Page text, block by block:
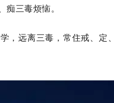
三毒烦恼。
，远离三毒，常住戒、定